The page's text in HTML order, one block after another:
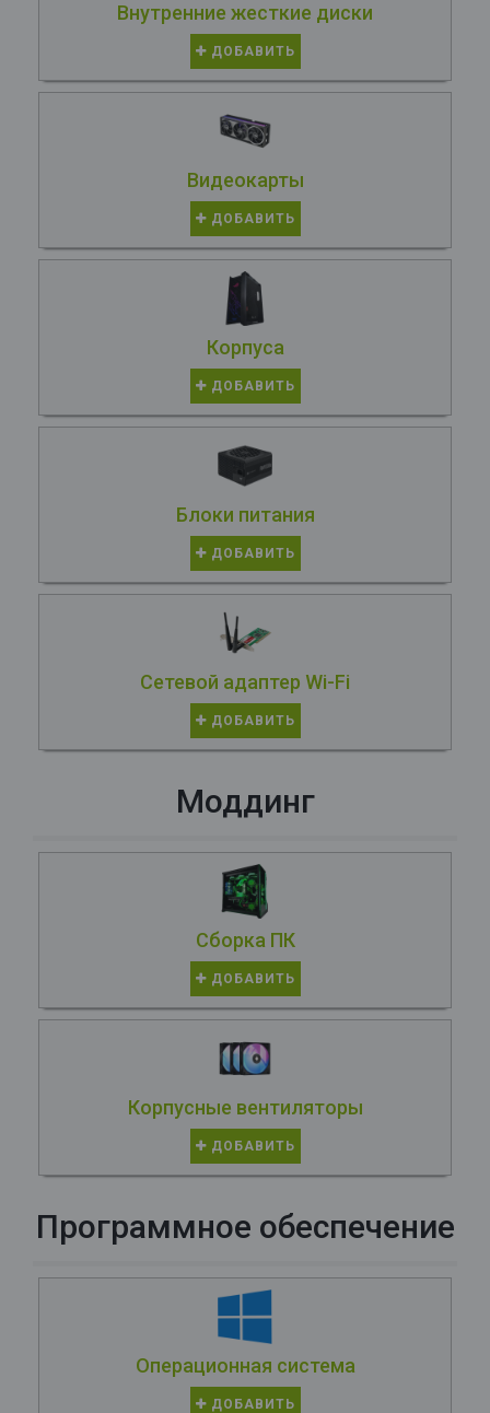
Внутренние жесткие диски
ДОБАВИТЬ
Видеокарты
ДОБАВИТЬ
Корпуса
ДОБАВИТЬ
Блоки питания
ДОБАВИТЬ
Сетевой адаптер Wi-Fi
ДОБАВИТЬ
Моддинг
Сборка ПК
ДОБАВИТЬ
Корпусные вентиляторы
ДОБАВИТЬ
Программное обеспечение
Операционная система
ДОБАВИТЬ